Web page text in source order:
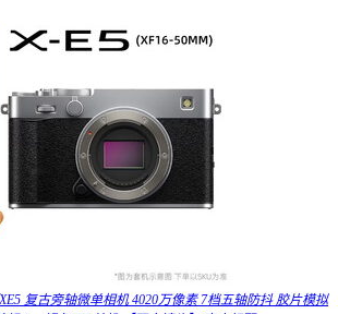
复古旁轴微单相机 4020万像素 7档五轴防抖 胶片模拟